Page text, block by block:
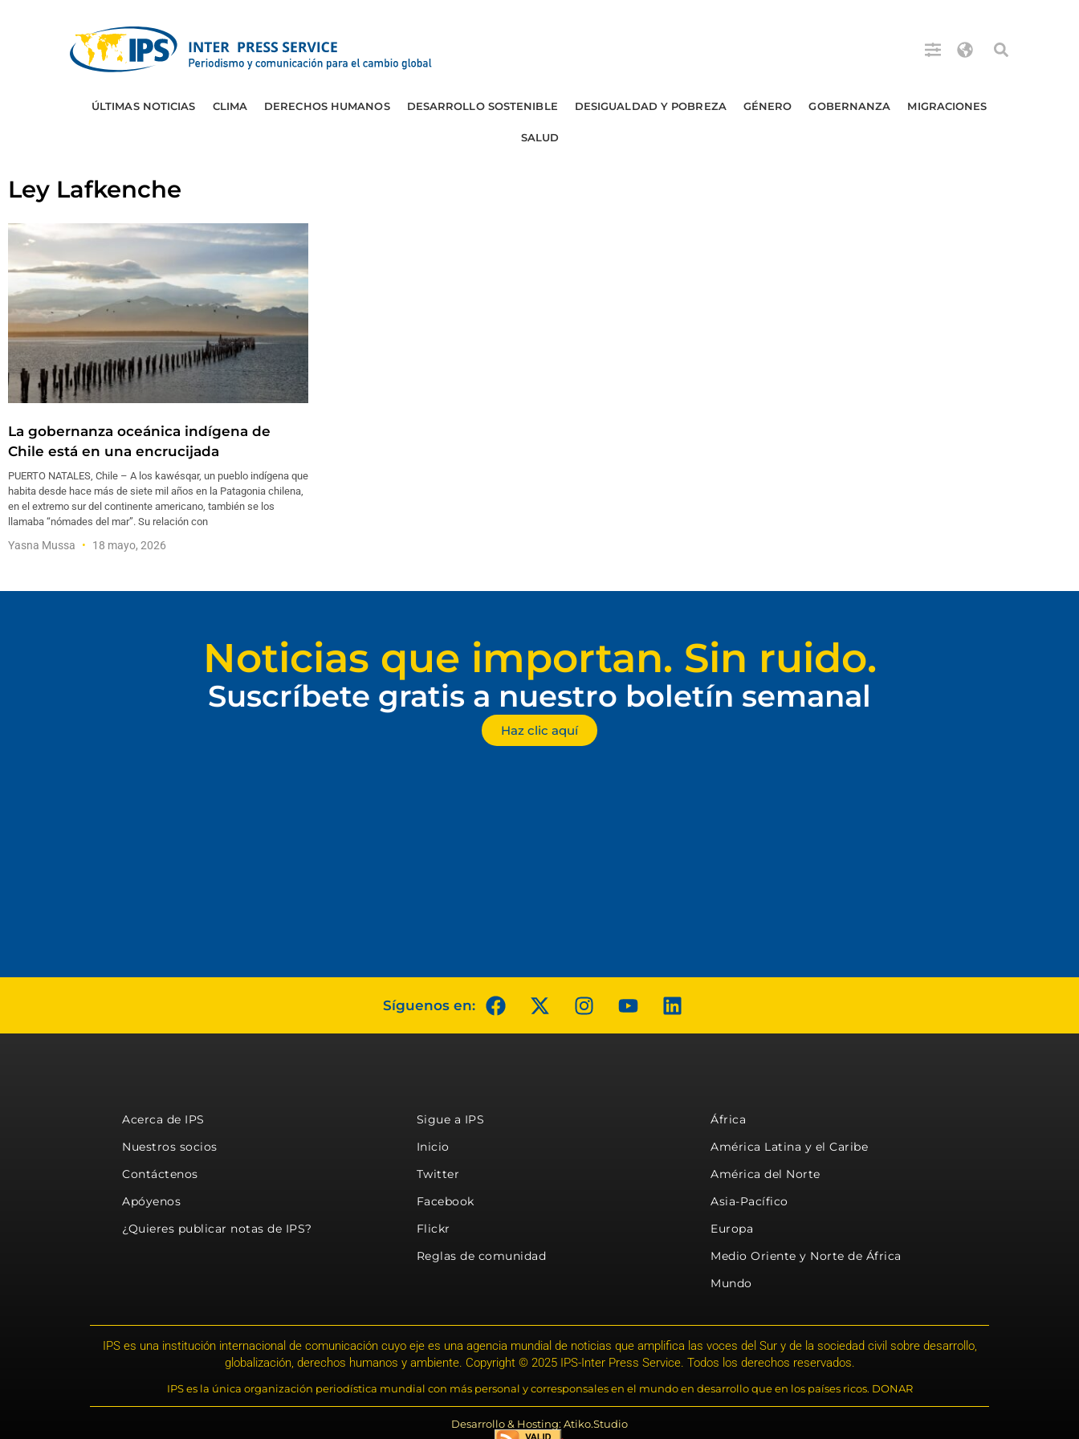
ÚLTIMAS NOTICIAS CLIMA DERECHOS HUMANOS DESARROLLO SOSTENIBLE DESIGUALDAD Y POBREZA GÉNERO GOBERNANZA MIGRACIONES
SALUD
Ley Lafkenche
La gobernanza oceánica indígena de
Chile está en una encrucijada
PUERTO NATALES, Chile – A los kawésqar, un pueblo indígena que
habita desde hace más de siete mil años en la Patagonia chilena,
en el extremo sur del continente americano, también se los
llamaba “nómades del mar”. Su relación con
Yasna Mussa 18 mayo, 2026
Noticias que importan. Sin ruido.
Suscríbete gratis a nuestro boletín semanal
Haz clic aquí
Síguenos en:
Acerca de IPS
Nuestros socios
Contáctenos
Apóyenos
¿Quieres publicar notas de IPS?
Sigue a IPS
Inicio
Twitter
Facebook
Flickr
Reglas de comunidad
África
América Latina y el Caribe
América del Norte
Asia-Pacífico
Europa
Medio Oriente y Norte de África
Mundo
IPS es una institución internacional de comunicación cuyo eje es una agencia mundial de noticias que amplifica las voces del Sur y de la sociedad civil sobre desarrollo,
globalización, derechos humanos y ambiente. Copyright © 2025 IPS-Inter Press Service. Todos los derechos reservados.
IPS es la única organización periodística mundial con más personal y corresponsales en el mundo en desarrollo que en los países ricos. DONAR
Desarrollo & Hosting: Atiko.Studio